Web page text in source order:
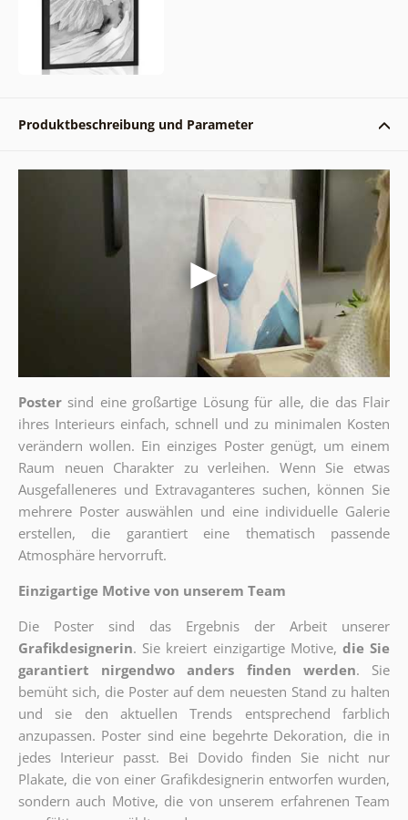
Produktbeschreibung und Parameter
Poster sind eine großartige Lösung für alle, die das Flair
ihres Interieurs einfach, schnell und zu minimalen Kosten
verändern wollen. Ein einziges Poster genügt, um einem
Raum neuen Charakter zu verleihen. Wenn Sie etwas
Ausgefalleneres und Extravaganteres suchen, können Sie
mehrere Poster auswählen und eine individuelle Galerie
erstellen, die garantiert eine thematisch passende
Atmosphäre hervorruft.
Einzigartige Motive von unserem Team
Die Poster sind das Ergebnis der Arbeit unserer
Grafikdesignerin. Sie kreiert einzigartige Motive, die Sie
garantiert nirgendwo anders finden werden. Sie
bemüht sich, die Poster auf dem neuesten Stand zu halten
und sie den aktuellen Trends entsprechend farblich
anzupassen. Poster sind eine begehrte Dekoration, die in
jedes Interieur passt. Bei Dovido finden Sie nicht nur
Plakate, die von einer Grafikdesignerin entworfen wurden,
sondern auch Motive, die von unserem erfahrenen Team